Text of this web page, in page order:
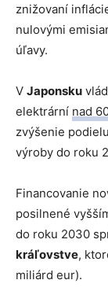
znižovaní
nulovými
úľavy.
V Japonsku
elektrární nad
zvýšenie
výroby do roku
Financovanie
posilnené
do roku 2030
kráľovstve,
miliárd eur).